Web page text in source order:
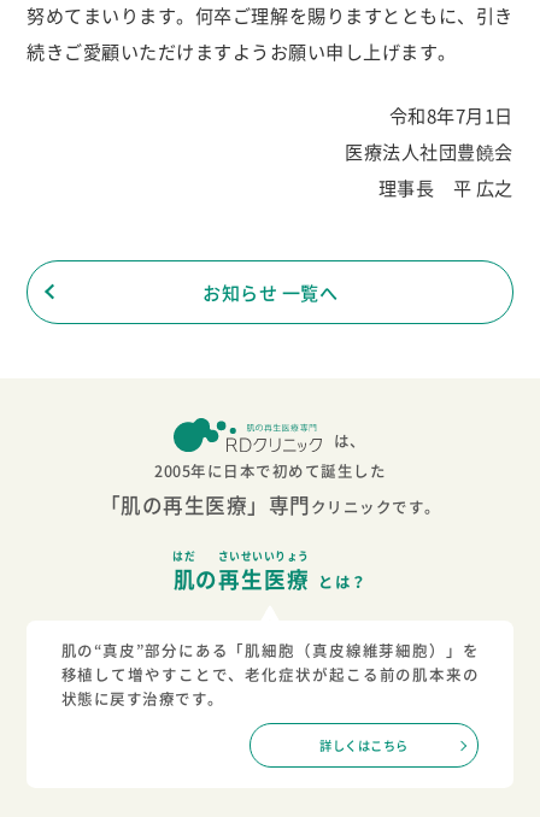
努めてまいります。何卒ご理解を賜りますとともに、引き
続きご愛顧いただけますようお願い申し上げます。
令和8年7月1日
医療法人社団豊饒会
理事長 平 広之
お知らせ 一覧へ
は、
2005年に日本で初めて誕生した
「肌の再生医療」専門クリニックです。
肌
はだ
の再生医療
さいせいいりょう
とは？
肌の“真皮”部分にある「肌細胞（真皮線維芽細胞）」を
移植して増やすことで、老化症状が起こる前の肌本来の
状態に戻す治療です。
詳しくはこちら